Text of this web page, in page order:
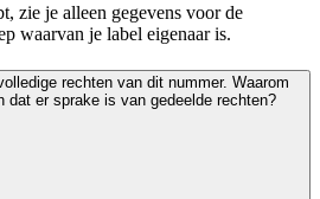
zie je alleen gegevens voor de
waarvan je label eigenaar is.
rechten van dit nummer. Waarom
dat er sprake is van gedeelde rechten?